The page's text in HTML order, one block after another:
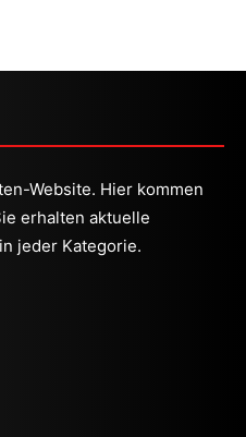
Website. Hier kommen
erhalten aktuelle
jeder Kategorie.